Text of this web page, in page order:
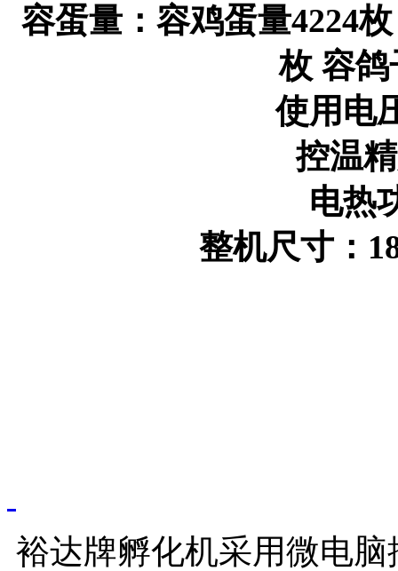
容蛋量：容鸡蛋量4224
枚 容鸽
使用电
控温
电热
整机尺寸：
裕达牌孵化机采用微电